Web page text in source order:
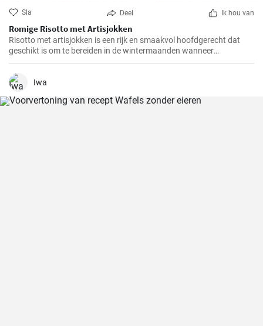
Sla Deel Ik hou van
Romige Risotto met Artisjokken
Risotto met artisjokken is een rijk en smaakvol hoofdgerecht dat
geschikt is om te bereiden in de wintermaanden wanneer
artisjokken in het seizoen zijn. Deze romige versie wordt gemaakt
met goede Parmezaanse kaas en een handvol gehakte noten.
Iwa